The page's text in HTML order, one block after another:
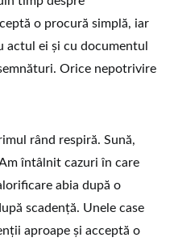
o procură simplă, iar
actul ei și cu documentul
Orice nepotrivire
rând respiră. Sună,
întâlnit cazuri în care
abia după o
scadență. Unele case
aproape și acceptă o